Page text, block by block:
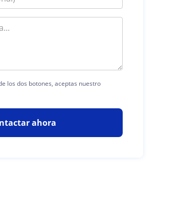
los dos botones, aceptas nuestro
ahora